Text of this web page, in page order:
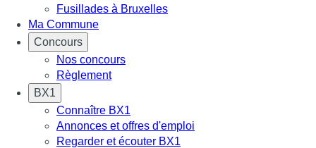
Fusillades à Bruxelles
Ma Commune
Concours
Nos concours
Règlement
BX1
Connaître BX1
Annonces et offres d'emploi
Regarder et écouter BX1